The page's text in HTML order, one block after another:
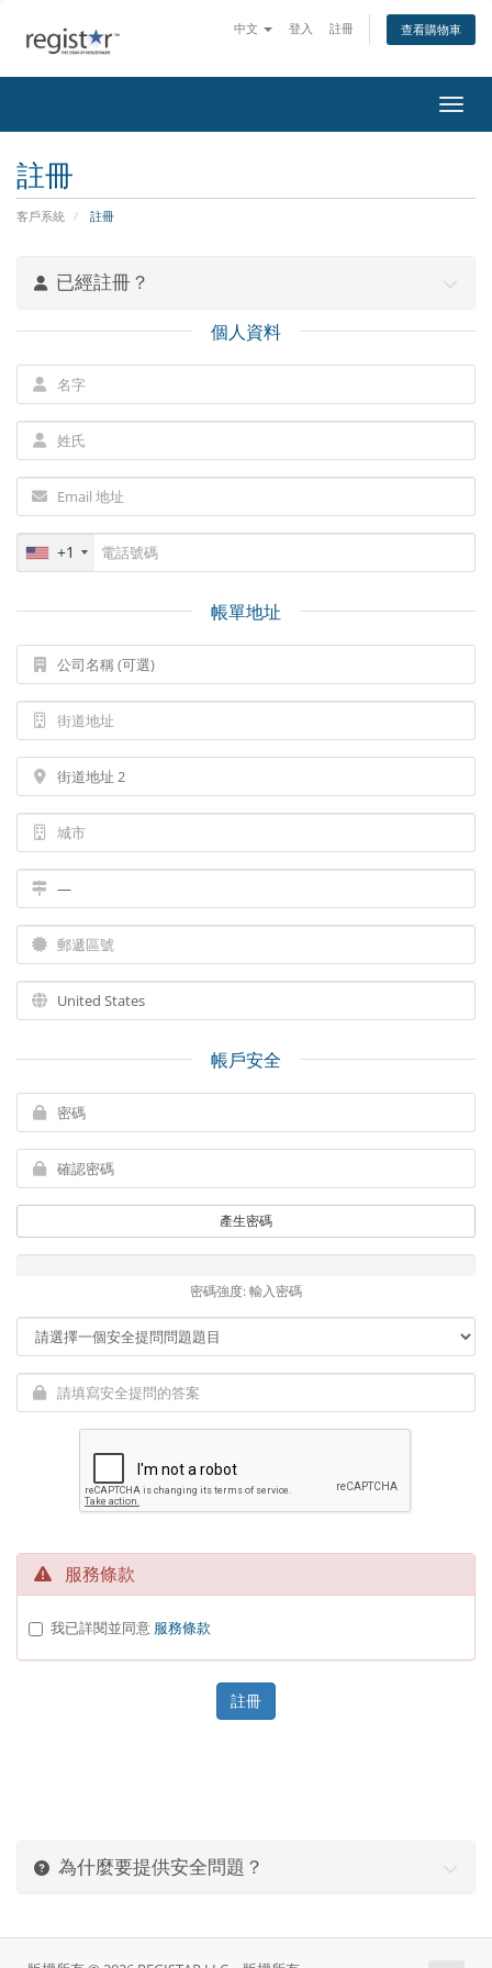
中文 登入 註冊 查看購物車
切換
註冊
客戶系統 註冊
已經註冊？
個人資料
+1
帳單地址
帳戶安全
產生密碼
密碼強度: 輸入密碼
服務條款
我已詳閱並同意 服務條款
為什麼要提供安全問題？